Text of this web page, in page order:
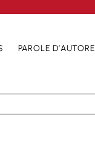
PAROLE D’AUTORE